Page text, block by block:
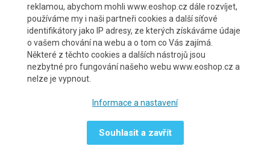
Možnosti dopravy
reklamou, abychom mohli www.eoshop.cz dále rozvíjet,
používáme my i naši partneři cookies a další síťové
identifikátory jako IP adresy, ze kterých získáváme údaje
o vašem chování na webu a o tom co Vás zajímá.
Některé z těchto cookies a dalších nástrojů jsou
nezbytné pro fungování našeho webu www.eoshop.cz a
nelze je vypnout.
Informace a nastavení
Souhlasit a zavřít